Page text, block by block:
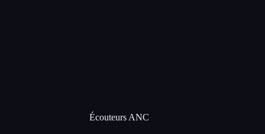
Écouteurs ANC